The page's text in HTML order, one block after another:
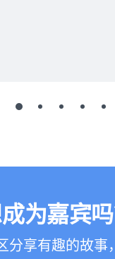
为嘉宾吗
分享有趣的故事